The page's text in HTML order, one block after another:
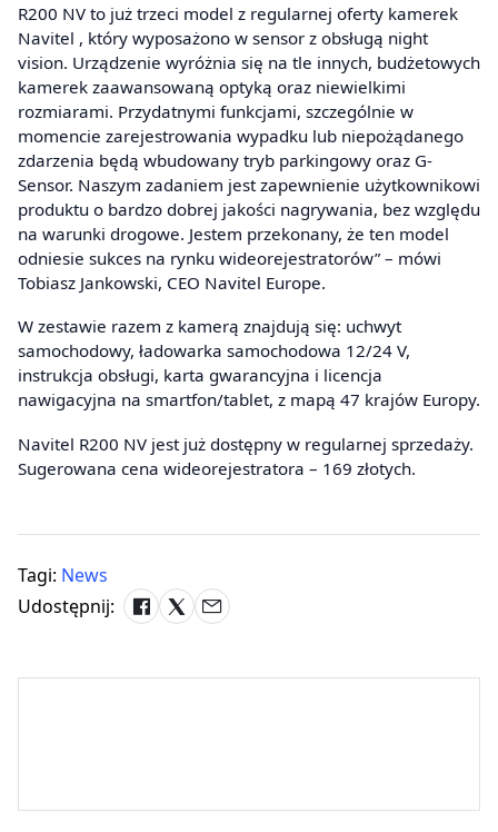
R200 NV to już trzeci model z regularnej oferty kamerek
Navitel , który wyposażono w sensor z obsługą night
vision. Urządzenie wyróżnia się na tle innych, budżetowych
kamerek zaawansowaną optyką oraz niewielkimi
rozmiarami. Przydatnymi funkcjami, szczególnie w
momencie zarejestrowania wypadku lub niepożądanego
zdarzenia będą wbudowany tryb parkingowy oraz G-
Sensor. Naszym zadaniem jest zapewnienie użytkownikowi
produktu o bardzo dobrej jakości nagrywania, bez względu
na warunki drogowe. Jestem przekonany, że ten model
odniesie sukces na rynku wideorejestratorów” – mówi
Tobiasz Jankowski, CEO Navitel Europe.
W zestawie razem z kamerą znajdują się: uchwyt
samochodowy, ładowarka samochodowa 12/24 V,
instrukcja obsługi, karta gwarancyjna i licencja
nawigacyjna na smartfon/tablet, z mapą 47 krajów Europy.
Navitel R200 NV jest już dostępny w regularnej sprzedaży.
Sugerowana cena wideorejestratora – 169 złotych.
Tagi: News
Udostępnij: